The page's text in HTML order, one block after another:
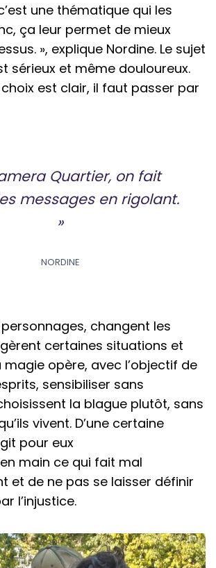
une thématique qui les
ça leur permet de mieux
», explique Nordine. Le sujet
sérieux et même douloureux.
est clair, il faut passer par
Quartier, on fait
messages en rigolant.
»
NORDINE
changent les
certaines situations et
magie opère, avec l’objectif de
sensibiliser sans
la blague plutôt, sans
vivent. D’une certaine
pour eux
main ce qui fait mal
et de ne pas se laisser définir
l’injustice.